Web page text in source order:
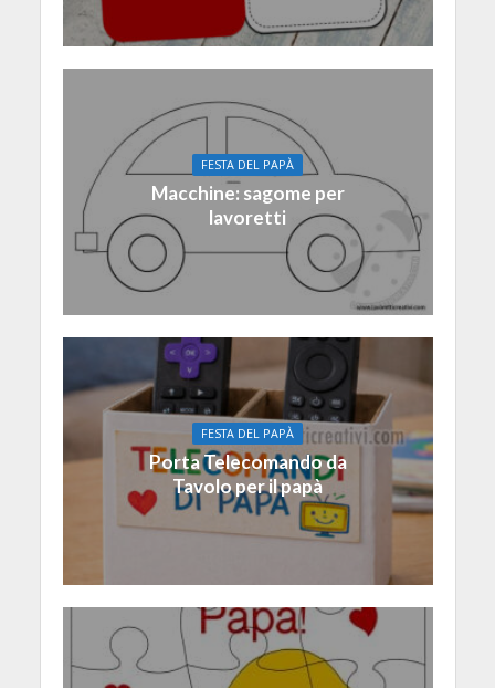
FESTA DEL PAPÀ
Macchine: sagome per
lavoretti
FESTA DEL PAPÀ
Porta Telecomando da
Tavolo per il papà